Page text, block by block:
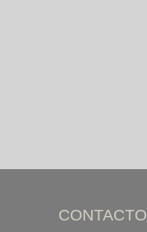
CONTACTO